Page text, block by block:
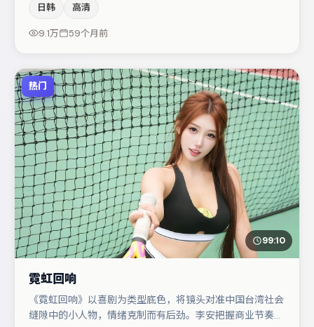
佳音的对手戏构成全片情感锚点，咏梅则以细节塑造推动谜
题层层揭开。若你偏爱强类型与清晰主线，这部作品值得关
日韩 高清
9.1万 59个月前
热门
99:10
霓虹回响
《霓虹回响》以喜剧为类型底色，将镜头对准中国台湾社会
缝隙中的小人物，情绪克制而有后劲。李安把握商业节奏的